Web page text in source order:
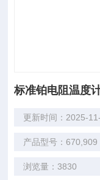
标准铂电阻温度
更新时间：2025-
产品型号：670,909
浏览量：3830